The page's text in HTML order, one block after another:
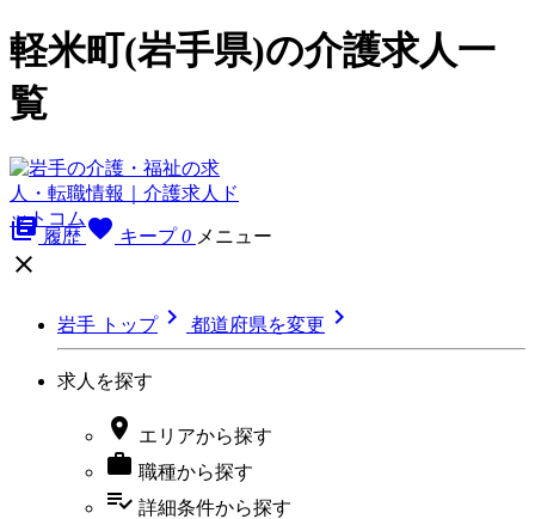
軽米町(岩手県)の介護求人一
覧
library_books 履歴 favorite キープ 0 メニュー

岩手 トップ 都道府県を変更 
求人を探す
 エリアから探す
 職種から探す
playlist_add_check 詳細条件から探す